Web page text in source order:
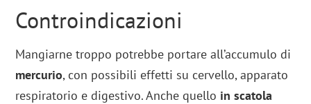
Controindicazioni
Mangiarne troppo potrebbe portare all’accumulo di
mercurio, con possibili effetti su cervello, apparato
respiratorio e digestivo. Anche quello in scatola